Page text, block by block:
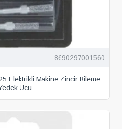
8690297001560
Elektrikli Makine Zincir Bileme
Ucu